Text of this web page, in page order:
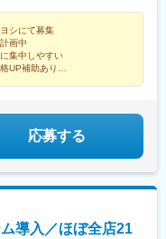
錦糸町駅、王子駅前駅、初
品川シーサイド駅、中延
、京成八幡駅
ても通勤しやすい環境であ
になっています。※受動喫
)、中洲川端駅、平和通駅、
、唐津駅、鳥栖駅、佐賀
(長崎県)、佐世保駅、たび
、左石駅、松浦駅、湯江
シティノース駅、新地中華
八代駅、武蔵塚駅、玉名
平成駅、大分駅、佐伯駅、
上駅、郡元駅(指宿枕崎
市電)、鹿児島駅前駅、加
鹿児島中央駅、宇宿一丁
シにて募集
画中
集中しやすい
UP補助あり
応募する
導入／ほぼ全店21